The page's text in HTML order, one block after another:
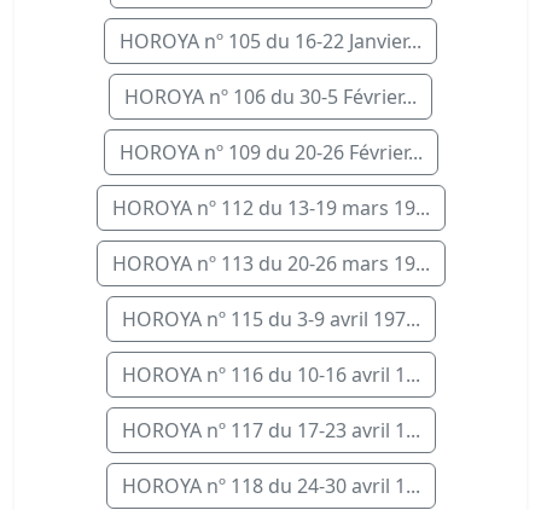
HOROYA nº 105 du 16-22 Janvier...
HOROYA nº 106 du 30-5 Février...
HOROYA nº 109 du 20-26 Février...
HOROYA nº 112 du 13-19 mars 19...
HOROYA nº 113 du 20-26 mars 19...
HOROYA nº 115 du 3-9 avril 197...
HOROYA nº 116 du 10-16 avril 1...
HOROYA nº 117 du 17-23 avril 1...
HOROYA nº 118 du 24-30 avril 1...